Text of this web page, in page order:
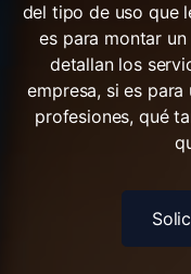
No hay problema,
del tipo de uso que
es para montar
detallan los
empresa, si es
profesiones, qué